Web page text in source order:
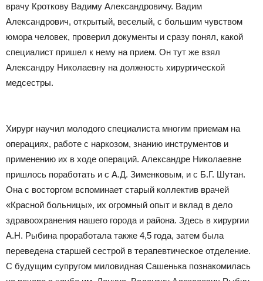
врачу Кроткову Вадиму Александровичу. Вадим
Александрович, открытый, веселый, с большим чувством
юмора человек, проверил документы и сразу понял, какой
специалист пришел к нему на прием. Он тут же взял
Александру Николаевну на должность хирургической
медсестры.
Хирург научил молодого специалиста многим приемам на
операциях, работе с наркозом, знанию инструментов и
применению их в ходе операций. Александре Николаевне
пришлось поработать и с А.Д. Зименковым, и с Б.Г. Шутан.
Она с восторгом вспоминает старый коллектив врачей
«Красной больницы», их огромный опыт и вклад в дело
здравоохранения нашего города и района. Здесь в хирургии
А.Н. Рыбина проработала также 4,5 года, затем была
переведена старшей сестрой в терапевтическое отделение.
С будущим супругом миловидная Сашенька познакомилась